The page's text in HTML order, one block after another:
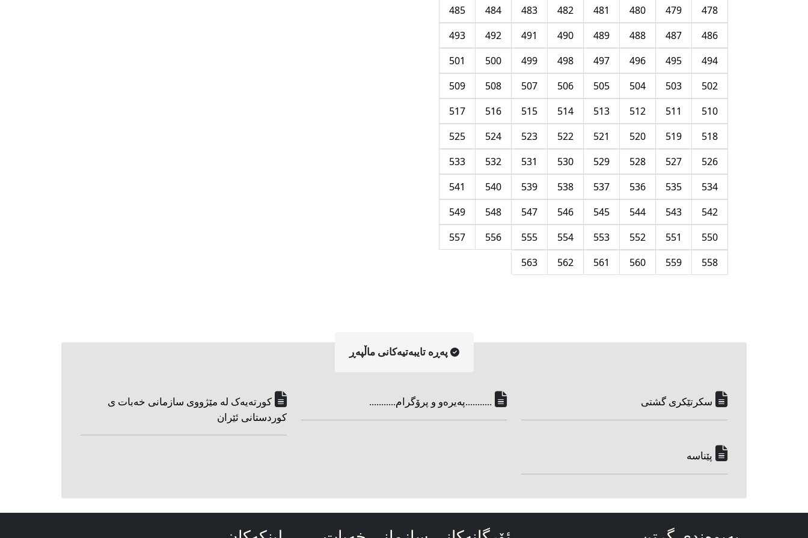
478
479
480
481
482
483
484
485
486
487
488
489
490
491
492
493
494
495
496
497
498
499
500
501
502
503
504
505
506
507
508
509
510
511
512
513
514
515
516
517
518
519
520
521
522
523
524
525
526
527
528
529
530
531
532
533
534
535
536
537
538
539
540
541
542
543
544
545
546
547
548
549
550
551
552
553
554
555
556
557
558
559
560
561
562
563
په‌ڕه‌ تایبه‌تیه‌کانی ماڵپه‌ڕ
سکرتێکری گشتی ...........په‌یره‌و و پرۆگرام...........
کورته‌یه‌ک له مێژووی سازمانی خه‌بات ی
کوردستانی ئێران
پێناسه‌